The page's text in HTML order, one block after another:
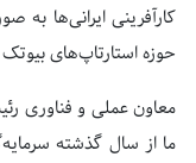
کارآفرینی ایرانی‌ها به
حوزه استارتاپ‌های
ما از سال گذشته